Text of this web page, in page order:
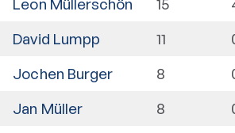
David Lumpp 11
Jochen Burger 8
Jan Müller 8